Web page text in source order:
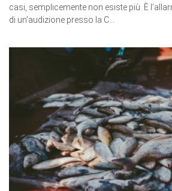
casi, semplicemente non esiste più. È
di un’audizione presso la C...